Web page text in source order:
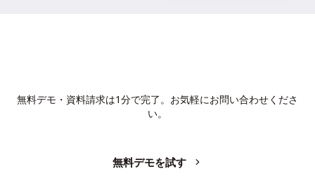
無料デモ・資料請求は1分で完了。お気軽にお問い合わせくださ
い。
無料デモを試す